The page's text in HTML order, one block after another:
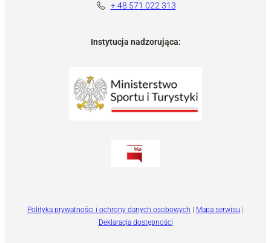
+ 48 571 022 313
Instytucja nadzorująca:
Polityka prywatności i ochrony danych osobowych | Mapa serwisu |
Deklaracja dostępności